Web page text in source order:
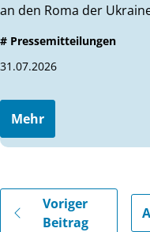
an den Roma der
# Pressemitteilungen
31.07.2026
Mehr
Gehe zu vorherigen
Voriger
Beitrag